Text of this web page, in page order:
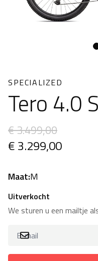
SPECIALIZED
Tero 4.0
€ 3.499,00
€ 3.299,00
Maat:M
Uitverkocht
We sturen u een mailtje